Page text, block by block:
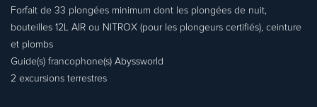
Forfait de 33 plongées minimum dont les plongées de nuit,
bouteilles 12L AIR ou NITROX (pour les plongeurs certifiés), ceinture
et plombs
Guide(s) francophone(s) Abyssworld
2 excursions terrestres